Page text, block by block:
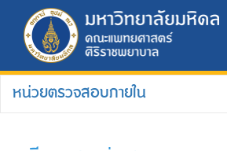
หน่วยตรวจสอบภายใน